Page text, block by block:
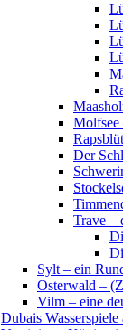
Molfsee
Der
Trave –
Sylt – ein
Osterwald –
Vilm – eine
Dubais